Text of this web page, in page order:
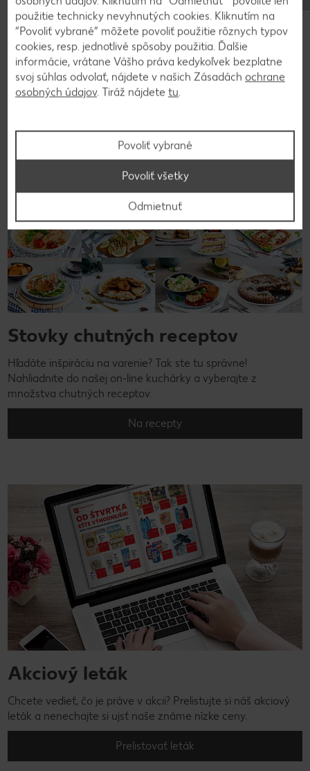
Podávame s kyslou smotanou, roztopeným
maslom a nasekanými orechmi.
Späť na prehľad
Stovky chutných receptov
Hľadáte inšpiráciu na varenie? Tak ste tu správne!
Nahliadnite do našej on-line kuchárky a vyberajte z
množstva chutných receptov.
Na recepty
Akciový leták
Chcete vedieť, čo je práve v akcii? Prelistujte si náš akciový
leták a nenechajte si ujsť naše známe nízke ceny.
Prelistovať leták
použitie technicky nevyhnutých cookies. Kliknutím na
“Povoliť vybrané” môžete povoliť použitie rôznych typov
cookies, resp. jednotlivé spôsoby použitia. Ďalšie
informácie, vrátane Vášho práva kedykoľvek bezplatne
svoj súhlas odvolať, nájdete v našich Zásadách ochrane
osobných údajov. Tiráž nájdete tu.
Povoliť vybrané
Odmietnuť
Povoliť všetky